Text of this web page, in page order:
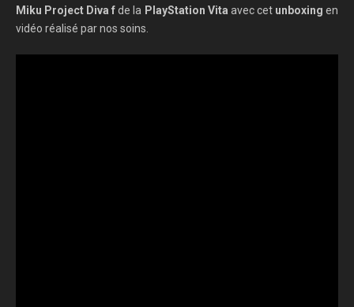
Miku Project Diva fde la PlayStation Vita avec cet unboxing en
vidéo réalisé par nos soins.